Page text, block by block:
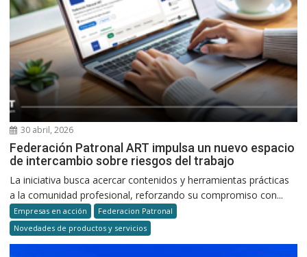
30 abril, 2026
Federación Patronal ART impulsa un nuevo espacio
de intercambio sobre riesgos del trabajo
La iniciativa busca acercar contenidos y herramientas prácticas
a la comunidad profesional, reforzando su compromiso con...
Empresas en acción
Federacion Patronal
Novedades de productos y servicios